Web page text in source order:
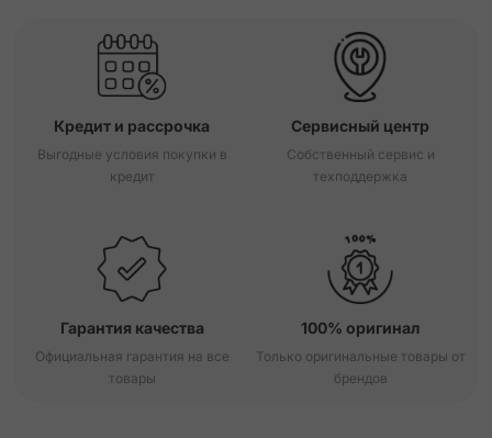
Кредит и рассрочка
Выгодные условия покупки в
кредит
Сервисный центр
Собственный сервис и
техподдержка
Гарантия качества
Официальная гарантия на все
товары
100% оригинал
Только оригинальные товары от
брендов